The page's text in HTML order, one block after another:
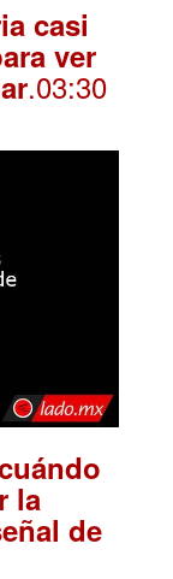
casi
ver
.03:30
la
de